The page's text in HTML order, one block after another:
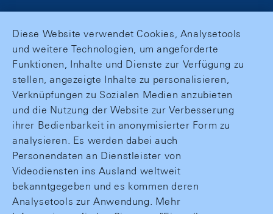
Diese Website verwendet Cookies, Analysetools
und weitere Technologien, um angeforderte
Funktionen, Inhalte und Dienste zur Verfügung zu
stellen, angezeigte Inhalte zu personalisieren,
Verknüpfungen zu Sozialen Medien anzubieten
und die Nutzung der Website zur Verbesserung
ihrer Bedienbarkeit in anonymisierter Form zu
analysieren. Es werden dabei auch
Personendaten an Dienstleister von
Videodiensten ins Ausland weltweit
bekanntgegeben und es kommen deren
Analysetools zur Anwendung. Mehr